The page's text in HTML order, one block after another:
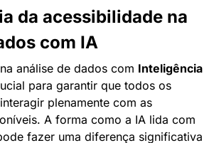
da acessibilidade na
com IA
na análise de dados com Inteligência
para garantir que todos os
plenamente com as
A forma como a IA lida com
fazer uma diferença significativa